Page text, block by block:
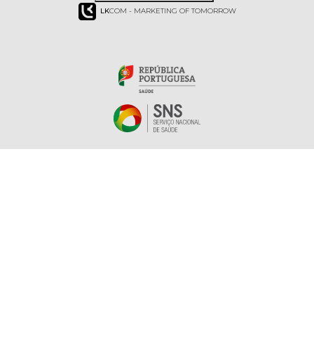
LKCOM - MARKETING OF TOMORROW